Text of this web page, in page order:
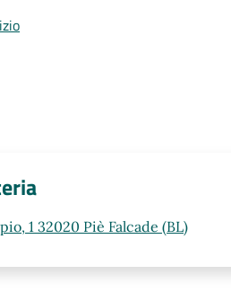
1 32020 Piè Falcade (BL)